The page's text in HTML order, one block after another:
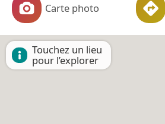
Carte photo
Touchez un lieu
pour l’explorer